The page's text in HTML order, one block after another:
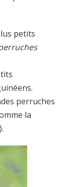
petits
perruches
la